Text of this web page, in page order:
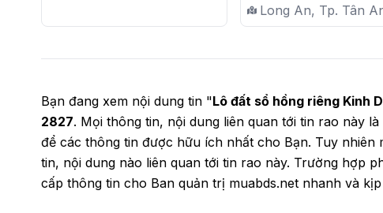
Long An, Tp. Tân
Bạn đang xem nội dung tin "Lô đất sổ hồng riêng Kinh
2827. Mọi thông tin, nội dung liên quan tới tin rao này
để các thông tin được hữu ích nhất cho Bạn. Tuy
tin, nội dung nào liên quan tới tin rao này. Trường hợp
cấp thông tin cho Ban quản trị muabds.net nhanh và